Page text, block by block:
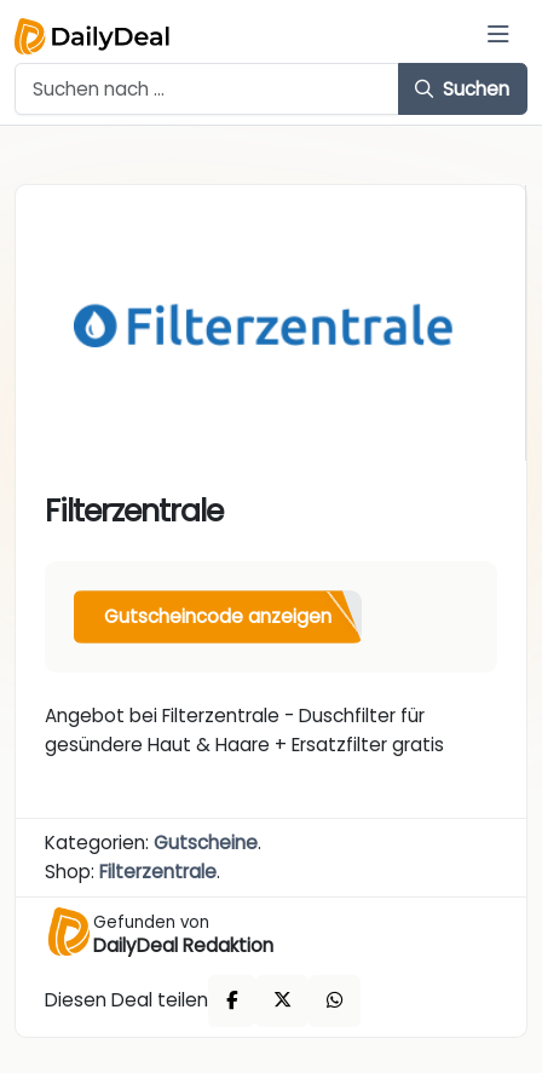
Suchen
Filterzentrale
Gutscheincode anzeigen
Angebot bei Filterzentrale - Duschfilter für
gesündere Haut & Haare + Ersatzfilter gratis
Kategorien: Gutscheine.
Shop: Filterzentrale.
Gefunden von
DailyDeal Redaktion
Diesen Deal teilen